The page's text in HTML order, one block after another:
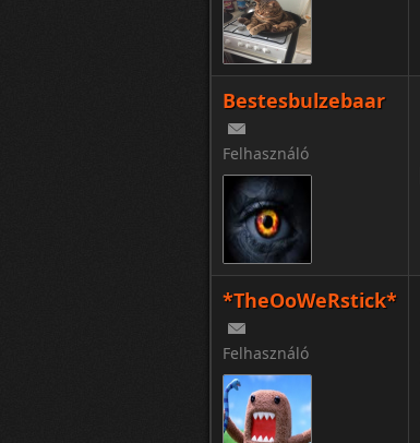
Bestesbulzebaar
Felhasználó
*TheOoWeRstick*
Felhasználó